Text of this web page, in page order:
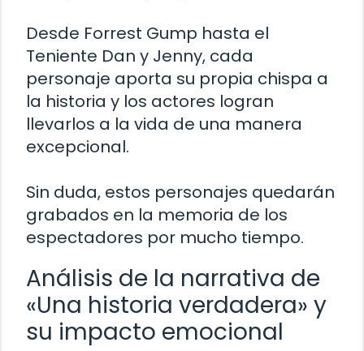
Desde Forrest Gump hasta el
Teniente Dan y Jenny, cada
personaje aporta su propia chispa a
la historia y los actores logran
llevarlos a la vida de una manera
excepcional.
Sin duda, estos personajes quedarán
grabados en la memoria de los
espectadores por mucho tiempo.
Análisis de la narrativa de
«Una historia verdadera» y
su impacto emocional